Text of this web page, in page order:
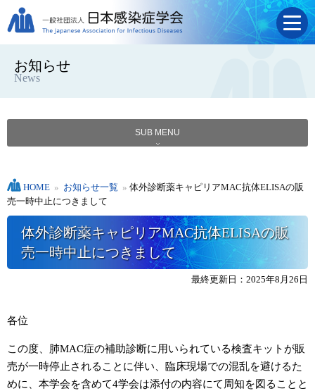
お知らせ
News
SUB MENU
HOME » お知らせ一覧 » 体外診断薬キャピリアMAC抗体ELISAの販
売一時中⽌につきまして
体外診断薬キャピリアMAC抗体ELISAの販
売一時中⽌につきまして
最終更新日：2025年8月26日
各位
この度、肺MAC症の補助診断に用いられている検査キットが販
売が一時停止されることに伴い、臨床現場での混乱を避けるた
めに、本学会を含めて4学会は添付の内容にて周知を図ることと